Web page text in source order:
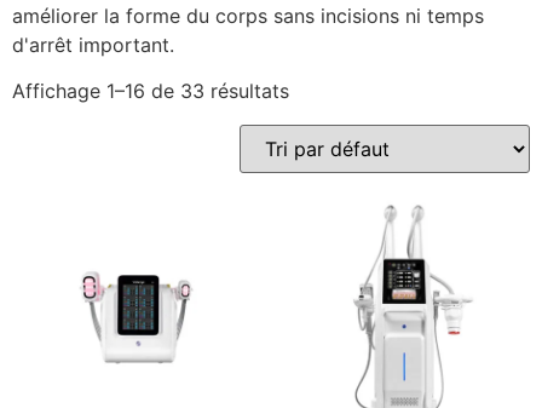
améliorer la forme du corps sans incisions ni temps
d'arrêt important.
Affichage 1–16 de 33 résultats